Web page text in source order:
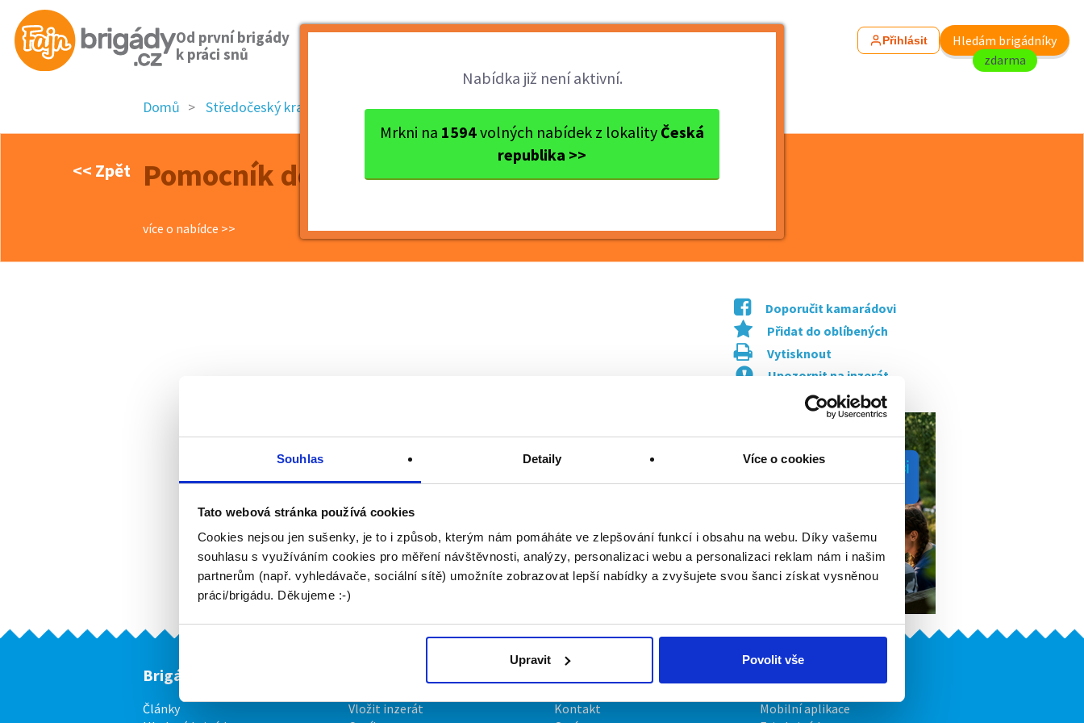
Souhlas Detaily Více o cookies
Tato webová stránka používá cookies
Cookies nejsou jen sušenky, je to i způsob, kterým nám pomáháte ve zlepšování funkcí i obsahu na webu. Díky vašemu
souhlasu s využíváním cookies pro měření návštěvnosti, analýzy, personalizaci webu a personalizaci reklam nám i našim
partnerům (např. vyhledávače, sociální sítě) umožníte zobrazovat lepší nabídky a zvyšujete svou šanci získat vysněnou
práci/brigádu. Děkujeme :-)
Upravit Povolit vše
Od první brigády
k práci snů
Přihlásit
Hledám brigádníky
zdarma
Nabídka již není aktivní.
Mrkni na 1594volných nabídek z lokality Česká
republika >>
Domů Středočeský kraj okres Praha-východ Říčany Pomocník do pivovaru
<< Zpět Pomocník do pivovaru
více o nabídce >>
Doporučit kamarádovi
Přidat do oblíbených
Vytisknout
Upozornit na inzerát
Brigádníci
Články
Vložit inzerát
Kontakt
Mobilní aplikace